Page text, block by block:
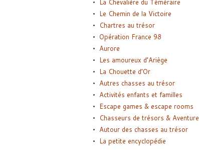
La Chevalière du Téméraire
Le Chemin de la Victoire
Chartres au trésor
Opération France 98
Aurore
Les amoureux d’Ariège
La Chouette d’Or
Autres chasses au trésor
Activités enfants et familles
Escape games & escape rooms
Chasseurs de trésors & Aventure
Autour des chasses au trésor
La petite encyclopédie